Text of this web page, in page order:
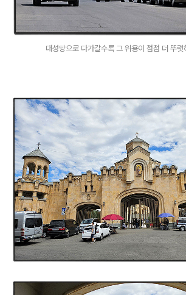
대성당으로 다가갈수록 그 위용이 점점 더 뚜렷